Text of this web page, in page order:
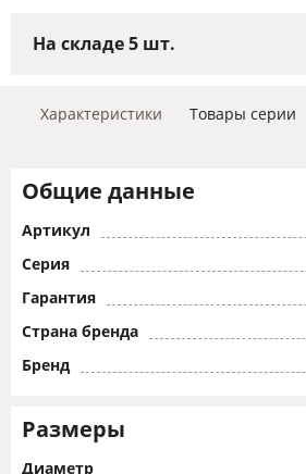
На складе 5 шт.
Характеристики Товары серии
Общие данные
Артикул
Серия
Гарантия
Страна бренда
Бренд
Размеры
Диаметр